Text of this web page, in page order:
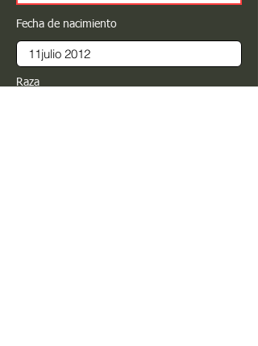
Fecha de nacimiento
Raza